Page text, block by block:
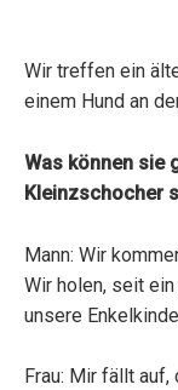
Wir treffen ein
einem Hund an
Was können sie
Kleinzschocher
Mann: Wir
Wir holen, seit
unsere
Frau: Mir fällt